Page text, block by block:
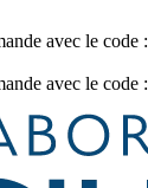
avec le code :
avec le code :